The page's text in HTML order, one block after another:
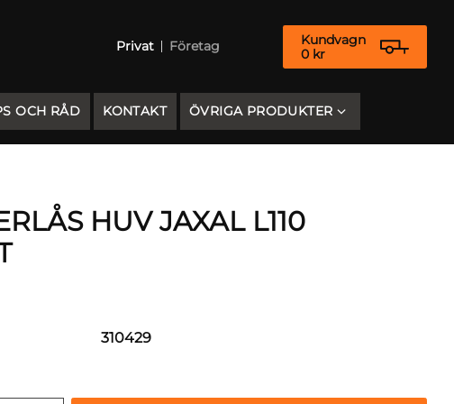
Privat Företag
Kundvagn
0 kr
OCH RÅD KONTAKT ÖVRIGA PRODUKTER
HUV JAXAL L110
310429